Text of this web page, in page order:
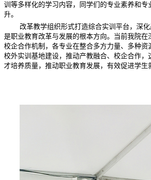
训等多样化的学习内容，同学们的专业素养和专
升。
改革教学组织形式打造综合实训平台，深
是职业教育改革与发展的根本方向。当前我院在
校企合作机制，各专业在整合多方力量、多种资
校外实训基地建设，推动产教融合、校企合作，
才培养质量，推动职业教育发展，有效促进学生